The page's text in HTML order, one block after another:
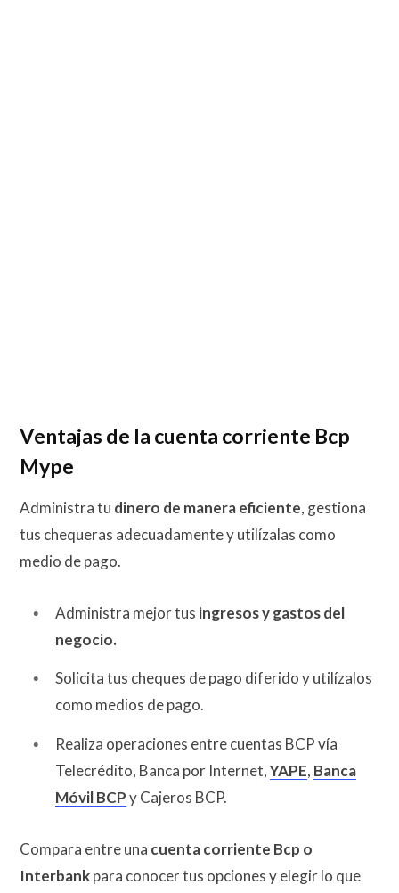
Ventajas de la cuenta corriente Bcp
Mype
Administra tu dinero de manera eficiente, gestiona
tus chequeras adecuadamente y utilízalas como
medio de pago.
Administra mejor tus ingresos y gastos del
negocio.
Solicita tus cheques de pago diferido y utilízalos
como medios de pago.
Realiza operaciones entre cuentas BCP vía
Telecrédito, Banca por Internet,YAPE, Banca
Móvil BCPy Cajeros BCP.
Compara entre una cuenta corriente Bcp o
Interbankpara conocer tus opciones y elegir lo que